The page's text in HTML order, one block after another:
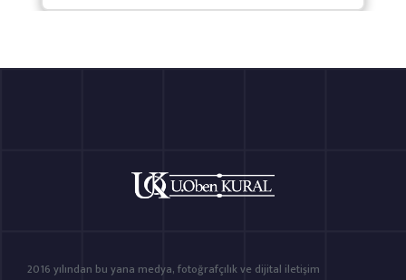
2016 yılından bu yana medya, fotoğrafçılık ve dijital iletişim